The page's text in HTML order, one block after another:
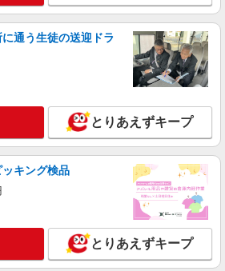
通う生徒の送迎ドラ
とりあえずキープ
キング検品
とりあえずキープ